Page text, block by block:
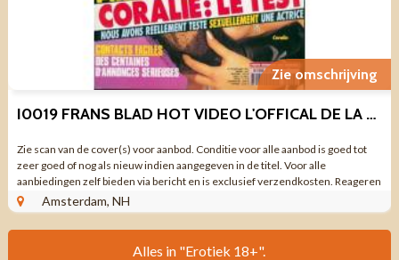
Zie omschrijving
I0019 FRANS BLAD HOT VIDEO L'OFFICAL DE LA VIDEO CHAUDE N0 93 199
Zie scan van de cover(s) voor aanbod. Conditie voor alle aanbod is goed tot
zeer goed of nog als nieuw indien aangegeven in de titel. Voor alle
aanbiedingen zelf bieden via bericht en is exclusief verzendkosten. Reageren
via aanbieding ...
Amsterdam, NH
Alles in "Erotiek 18+".